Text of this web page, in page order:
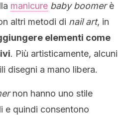
manicure baby boomerè
altri metodi di nail art, in
elementi come
. Più artisticamente, alcuni
disegni a mano libera.
non hanno uno stile
e quindi consentono